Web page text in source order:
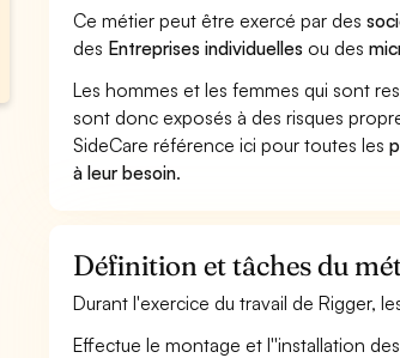
Ce métier peut être exercé par des
des Entreprises individuelles ou des
Les hommes et les femmes qui sont
sont donc exposés à des risques
SideCare référence ici pour toutes les
à leur besoin.
Définition et tâches du
Durant l'exercice du travail de Rigger,
Effectue le montage et l''installation